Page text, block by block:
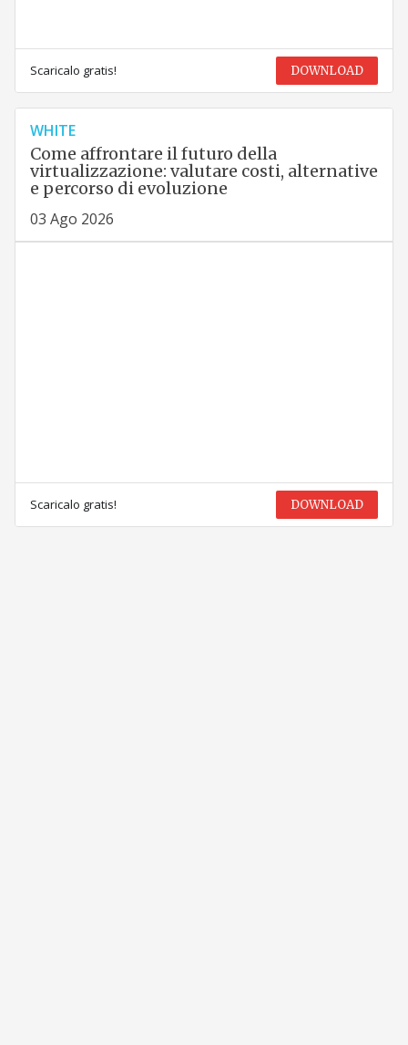
Scaricalo gratis! DOWNLOAD
WHITE
Come affrontare il futuro della
virtualizzazione: valutare costi, alternative
e percorso di evoluzione
03 Ago 2026
Scaricalo gratis! DOWNLOAD